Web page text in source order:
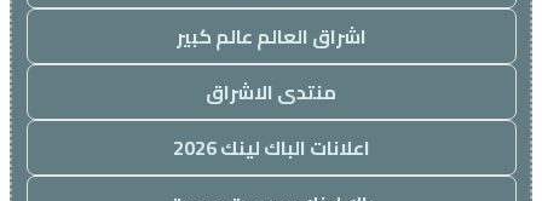
اشراق العالم عالم كبير
منتدى الاشراق
اعلانات الباك لينك 2026